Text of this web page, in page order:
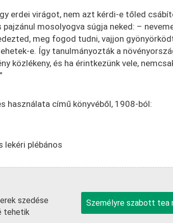
erdei virágot, nem azt kérdi-e tőled
mosolyogva súgja neked: –
meg fogod tudni, vajjon
e. Így tanulmányozták a
közlékeny, és ha érintkezünk vele,
használata című könyvéből, 1908-ból:
lekéri plébános
szedése
tehetik
Személyre szabott tea